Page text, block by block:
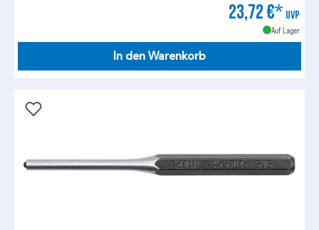
23,72 €* UVP
Auf Lager
In den Warenkorb